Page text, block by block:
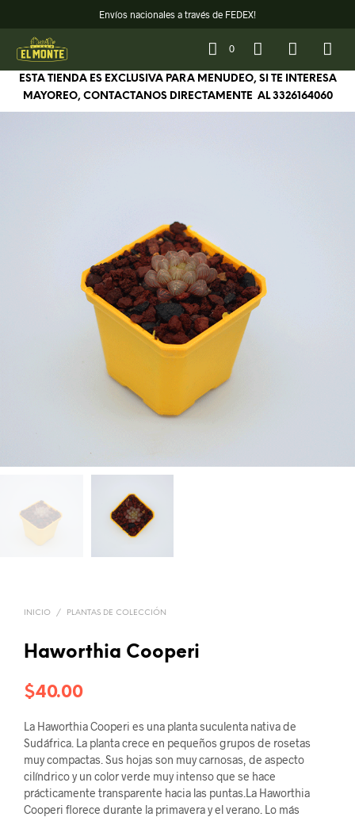
Envíos nacionales a través de FEDEX!
0
ESTA TIENDA ES EXCLUSIVA PARA MENUDEO, SI TE INTERESA
MAYOREO, CONTACTANOS DIRECTAMENTE AL3326164060
INICIO / PLANTAS DE COLECCIÓN
Haworthia Cooperi
$40.00
La Haworthia Cooperi es una planta suculenta nativa de
Sudáfrica. La planta crece en pequeños grupos de rosetas
muy compactas. Sus hojas son muy carnosas, de aspecto
cilíndrico y un color verde muy intenso que se hace
prácticamente transparente hacia las puntas.La Haworthia
Cooperi florece durante la primavera y el verano. Lo más